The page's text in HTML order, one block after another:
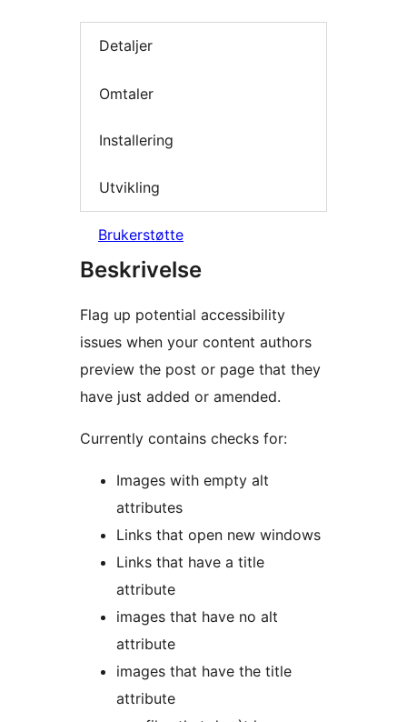
Detaljer
Omtaler
Installering
Utvikling
Brukerstøtte
Beskrivelse
Flag up potential accessibility
issues when your content authors
preview the post or page that they
have just added or amended.
Currently contains checks for:
Images with empty alt
attributes
Links that open new windows
Links that have a title
attribute
images that have no alt
attribute
images that have the title
attribute